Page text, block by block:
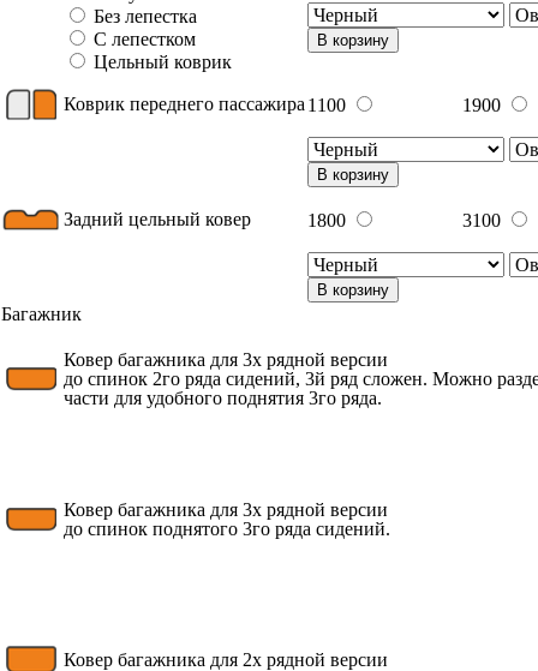
Без лепестка
С лепестком
Цельный коврик
В корзину
Коврик переднего пассажира 1100 1900
В корзину
Задний цельный ковер 1800 3100
В корзину
Багажник
Ковер багажника для 3х рядной версии
до спинок 2го ряда сидений, 3й ряд сложен. Можно
части для удобного поднятия 3го ряда.
Ковер багажника для 3х рядной версии
до спинок поднятого 3го ряда сидений.
Ковер багажника для 2х рядной версии